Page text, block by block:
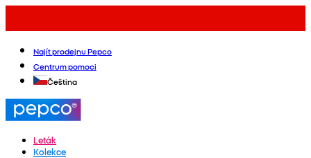
Najít prodejnu Pepco
Centrum pomoci
Čeština
Leták
Kolekce